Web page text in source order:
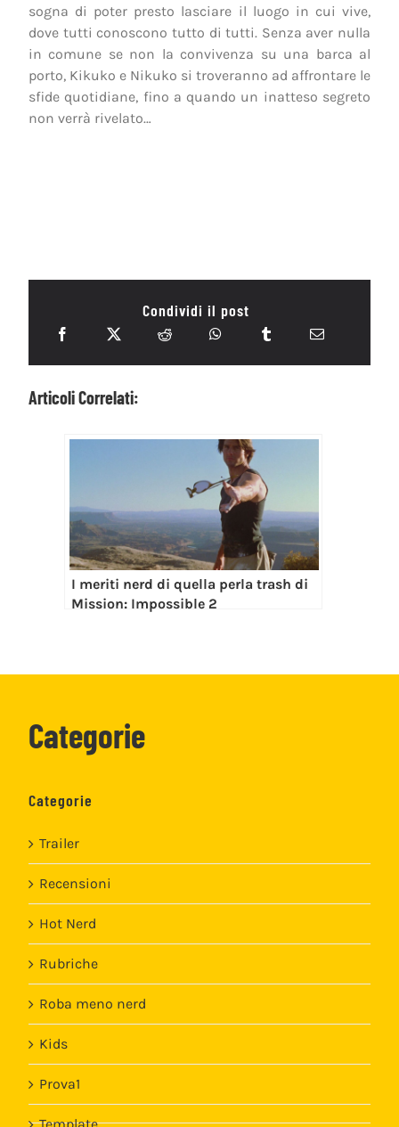
sogna di poter presto lasciare il luogo in cui vive,
dove tutti conoscono tutto di tutti. Senza aver nulla
in comune se non la convivenza su una barca al
porto, Kikuko e Nikuko si troveranno ad affrontare le
sfide quotidiane, fino a quando un inatteso segreto
non verrà rivelato…
Condividi il post
Articoli Correlati:
I meriti nerd di quella perla trash di
Mission: Impossible 2
Categorie
Categorie
Trailer
Recensioni
Hot Nerd
Rubriche
Roba meno nerd
Kids
Prova1